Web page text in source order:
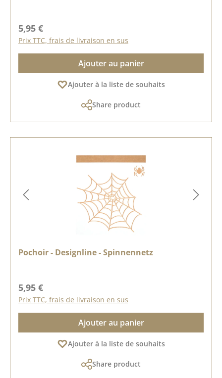
Prix régulier :
5,95 €
Prix TTC, frais de livraison en sus
Ajouter au panier
Ajouter à la liste de souhaits
Share product
Pochoir - Designline - Spinnennetz
Prix régulier :
5,95 €
Prix TTC, frais de livraison en sus
Ajouter au panier
Ajouter à la liste de souhaits
Share product